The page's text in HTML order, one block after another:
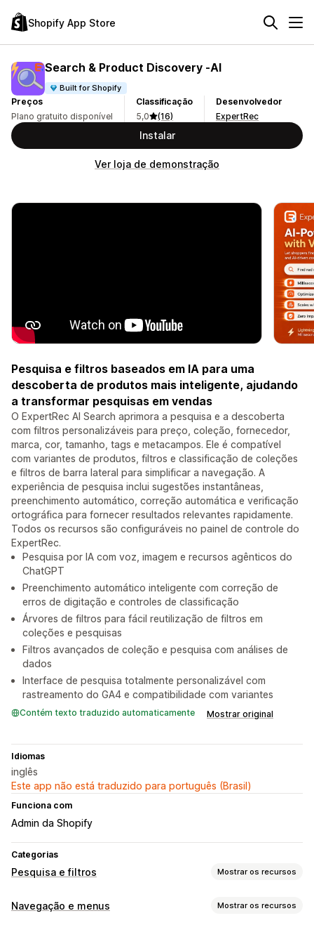
Shopify App Store
Search & Product Discovery ‑AI
Built for Shopify
Preços
Plano gratuito disponível
Classificação
5,0
(16)
Desenvolvedor
ExpertRec
Instalar
Ver loja de demonstração
Pesquisa e filtros baseados em IA para uma
descoberta de produtos mais inteligente, ajudando
a transformar pesquisas em vendas
O ExpertRec AI Search aprimora a pesquisa e a descoberta
com filtros personalizáveis para preço, coleção, fornecedor,
marca, cor, tamanho, tags e metacampos. Ele é compatível
com variantes de produtos, filtros e classificação de coleções
e filtros de barra lateral para simplificar a navegação. A
experiência de pesquisa inclui sugestões instantâneas,
preenchimento automático, correção automática e verificação
ortográfica para fornecer resultados relevantes rapidamente.
Todos os recursos são configuráveis no painel de controle do
ExpertRec.
Pesquisa por IA com voz, imagem e recursos agênticos do
ChatGPT
Preenchimento automático inteligente com correção de
erros de digitação e controles de classificação
Árvores de filtros para fácil reutilização de filtros em
coleções e pesquisas
Filtros avançados de coleção e pesquisa com análises de
dados
Interface de pesquisa totalmente personalizável com
rastreamento do GA4 e compatibilidade com variantes
Contém texto traduzido automaticamente Mostrar original
Idiomas
inglês
Este app não está traduzido para português (Brasil)
Funciona com
Admin da Shopify
Categorias
Pesquisa e filtros Mostrar os recursos
Recursos de pesquisa
Navegação e menus Mostrar os recursos